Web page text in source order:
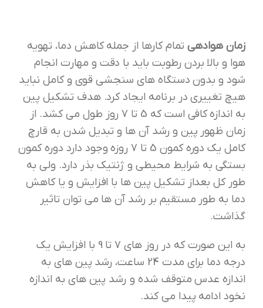
زمان هوادهی تمام کارها از جمله کاهش دما، تهویه
هوا و بالا بردن رطوبت باید با دقت و مهارت انجام
شود و بدون دستگاه های سنجشی قوی و کامل نباید
هیچ تغییری در برنامه ایجاد کرد. هدف تشکیل پین
به اندازه کافی است که 5 تا 7 روز طول می کشد. از
زمان ظهور پین و رشد آن ها و تبدیل شدن به قارچ
کامل یک دوره کمون 5 تا 7 روزه وجود دارد دوره کمون
بستگی به شرایط محیطی و ژنتیک بذر دارد. ولی به
طور کل بعداز تشکیل پین ها با افزایش و یا کاهش
دما به طور مستقیم بر رشد آن ها می توان تاثیر
گذاشت.
به این صورت که در روز های 7 تا 9 با افزایش یک
درجه دما برای مدت 24 ساعت، رشد پین های به
اندازه عدس متوقف شده و رشد پین های به اندازه
نخود ادامه پیدا می کند.